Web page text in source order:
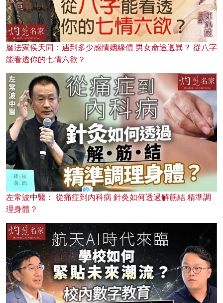
曆法家侯天同：遇到多少感情姻緣債 男女命途迥異？ 從八字
能看透你的七情六欲？
左常波中醫： 從痛症到內科病 針灸如何透過解筋結 精準調
理身體？